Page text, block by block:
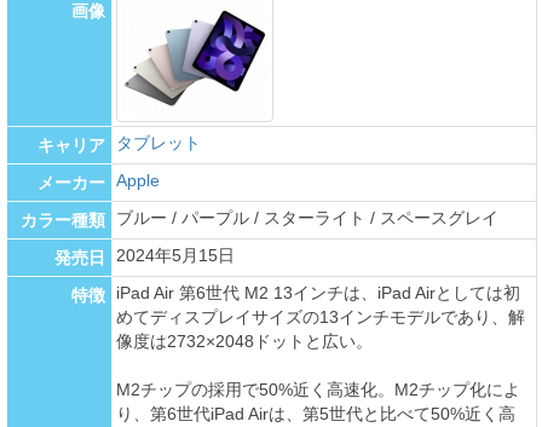
画像
キャリア タブレット
メーカー Apple
カラー種類 ブルー / パープル / スターライト / スペースグレイ
発売日 2024年5月15日
特徴
iPad Air 第6世代 M2 13インチは、iPad Airとしては初
めてディスプレイサイズの13インチモデルであり、解
像度は2732×2048ドットと広い。
M2チップの採用で50%近く高速化。M2チップ化によ
り、第6世代iPad Airは、第5世代と比べて50%近く高